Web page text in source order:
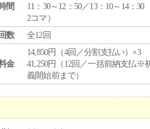
間
11：30～12：50／13：10～14：30
2コマ）
回数
全12回
金
14,850円（4回／分割支払い）×3
41,250円（12回／一括前納支払※
義開始前まで）